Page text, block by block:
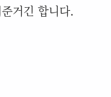
거긴 합니다.